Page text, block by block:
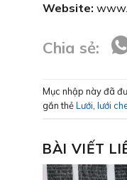
Website:
Chia sẻ:
Mục nhập này đã
gắn thẻLưới, lưới
BÀI VIẾT